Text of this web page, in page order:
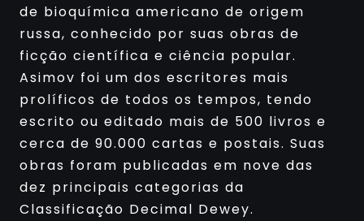
de bioquímica americano de origem
russa, conhecido por suas obras de
ficção científica e ciência popular.
Asimov foi um dos escritores mais
prolíficos de todos os tempos, tendo
escrito ou editado mais de 500 livros e
cerca de 90.000 cartas e postais. Suas
obras foram publicadas em nove das
dez principais categorias da
Classificação Decimal Dewey.